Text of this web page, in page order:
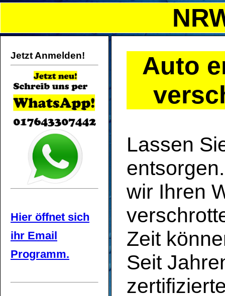
Jetzt Anmelden!
Hier öffnet sich
ihr Email
Programm.
Auto
Lassen
wir Ihren
Zeit
Seit